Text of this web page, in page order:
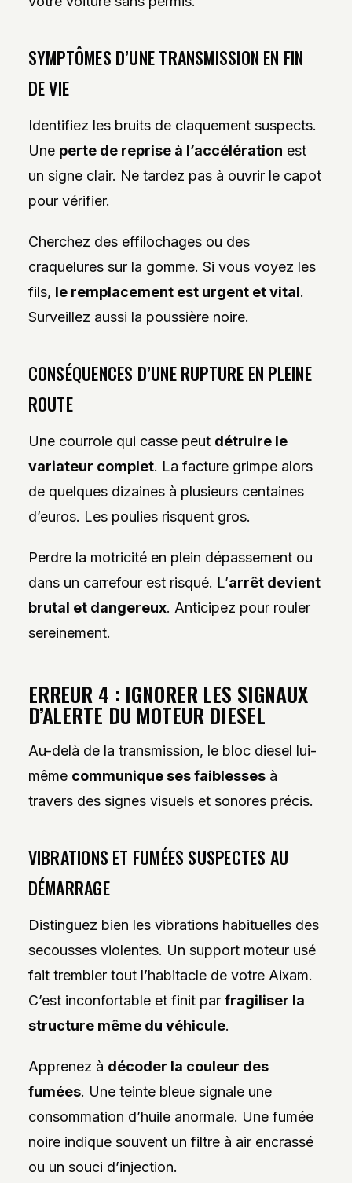
SYMPTÔMES D’UNE TRANSMISSION EN FIN
DE VIE
Identifiez les bruits de claquement suspects.
Une perte de reprise à l’accélération est
un signe clair. Ne tardez pas à ouvrir le capot
pour vérifier.
Cherchez des effilochages ou des
craquelures sur la gomme. Si vous voyez les
fils, le remplacement est urgent et vital.
Surveillez aussi la poussière noire.
CONSÉQUENCES D’UNE RUPTURE EN PLEINE
ROUTE
Une courroie qui casse peut détruire le
variateur complet. La facture grimpe alors
de quelques dizaines à plusieurs centaines
d’euros. Les poulies risquent gros.
Perdre la motricité en plein dépassement ou
dans un carrefour est risqué. L’arrêt devient
brutal et dangereux. Anticipez pour rouler
sereinement.
ERREUR 4 : IGNORER LES SIGNAUX
D’ALERTE DU MOTEUR DIESEL
Au-delà de la transmission, le bloc diesel lui-
même communique ses faiblessesà
travers des signes visuels et sonores précis.
VIBRATIONS ET FUMÉES SUSPECTES AU
DÉMARRAGE
Distinguez bien les vibrations habituelles des
secousses violentes. Un support moteur usé
fait trembler tout l’habitacle de votre Aixam.
C’est inconfortable et finit par fragiliser la
structure même du véhicule.
Apprenez à décoder la couleur des
fumées. Une teinte bleue signale une
consommation d’huile anormale. Une fumée
noire indique souvent un filtre à air encrassé
ou un souci d’injection.